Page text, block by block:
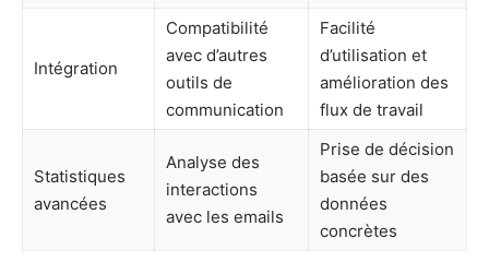
Intégration
Compatibilité
avec d’autres
outils de
communication
Facilité
d’utilisation et
amélioration des
flux de travail
Statistiques
avancées
Analyse des
interactions
avec les emails
Prise de décision
basée sur des
données
concrètes